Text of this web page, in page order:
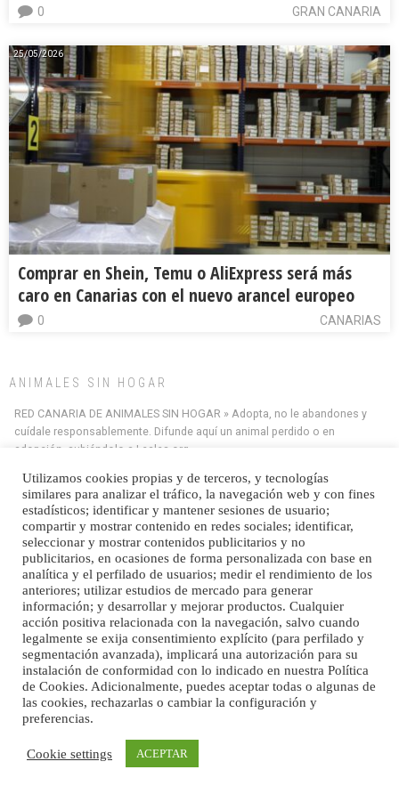
GRAN CANARIA
0
25/05/2026
Comprar en Shein, Temu o AliExpress será más
caro en Canarias con el nuevo arancel europeo
CANARIAS
0
ANIMALES SIN HOGAR
RED CANARIA DE ANIMALES SIN HOGAR » Adopta, no le abandones y
cuídale responsablemente. Difunde aquí un animal perdido o en
adopción, subiéndolo a Leales.org
Minni desaparecido
redes sociales c...
Leales.org » Gran Canaria | 9.7.2025
Siami Perdida
Se llama Siami,es hembra de 4 años,esterilizada con marca de
oreja,cariñosa,mimosa pero miedosa,e...
Leales.org » Gran Canaria | 9.7.2025
Utilizamos cookies propias y de terceros, y tecnologías
similares para analizar el tráfico, la navegación web y con fines
estadísticos; identificar y mantener sesiones de usuario;
compartir y mostrar contenido en redes sociales; identificar,
seleccionar y mostrar contenidos publicitarios y no
publicitarios, en ocasiones de forma personalizada con base en
analítica y el perfilado de usuarios; medir el rendimiento de los
anteriores; utilizar estudios de mercado para generar
información; y desarrollar y mejorar productos. Cualquier
acción positiva relacionada con la navegación, salvo cuando
legalmente se exija consentimiento explícito (para perfilado y
segmentación avanzada), implicará una autorización para su
instalación de conformidad con lo indicado en nuestra Política
de Cookies. Adicionalmente, puedes aceptar todas o algunas de
las cookies, rechazarlas o cambiar la configuración y
preferencias.
Cookie settings ACEPTAR